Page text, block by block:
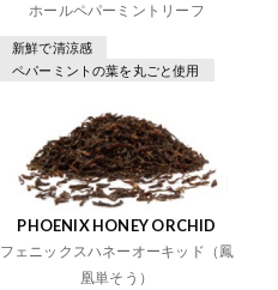
ホールペパーミントリーフ
新鮮で清涼感
ペパーミントの葉を丸ごと使用
PHOENIX HONEY ORCHID
フェニックスハネーオーキッド（鳳
凰単そう）